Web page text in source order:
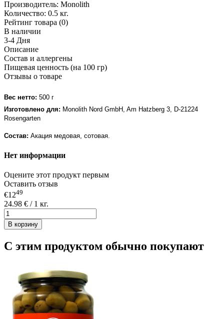
Производитель: Monolith
Количество: 0.5 кг.
Рейтинг товара (0)
В наличии
3-4 Дня
Описание
Состав и аллергены
Пищевая ценность (на 100 гр)
Отзывы о товаре
Вес нетто: 500 г
Изготовлено для: Monolith Nord GmbH, Am Hatzberg 3, D-21224
Rosengarten
Состав: Акация медовая, сотовая.
Нет информации
Оцените этот продукт первым
Оставить отзыв
€1249
24.98 € / 1 кг.
В корзину
С этим продуктом обычно покупают